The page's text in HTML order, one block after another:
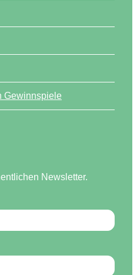
Gewinnspiele
Newsletter.